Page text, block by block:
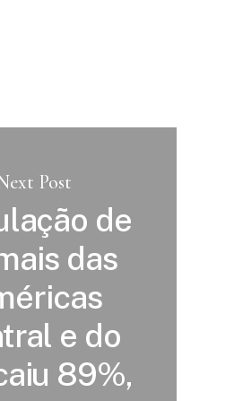
Post
de
das
e do
89%,